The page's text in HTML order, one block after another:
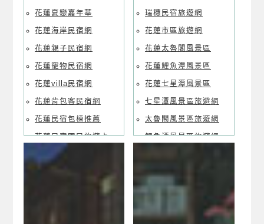
花蓮夏戀嘉年華
花蓮海岸民宿網
花蓮親子民宿網
花蓮寵物民宿網
花蓮villa民宿網
花蓮背包客民宿網
花蓮民宿包棟推薦
花蓮民宿國民旅遊卡
花蓮合法民宿業者聯
瑞穗民宿旅遊網
花蓮市區旅遊網
花蓮太魯閣風景區
花蓮鯉魚潭風景區
花蓮七星潭風景區
七星潭風景區旅遊網
太魯閣風景區旅遊網
鯉魚潭風景區旅遊網
花蓮海洋公園民宿網
瑞穗溫泉風景區旅遊
網